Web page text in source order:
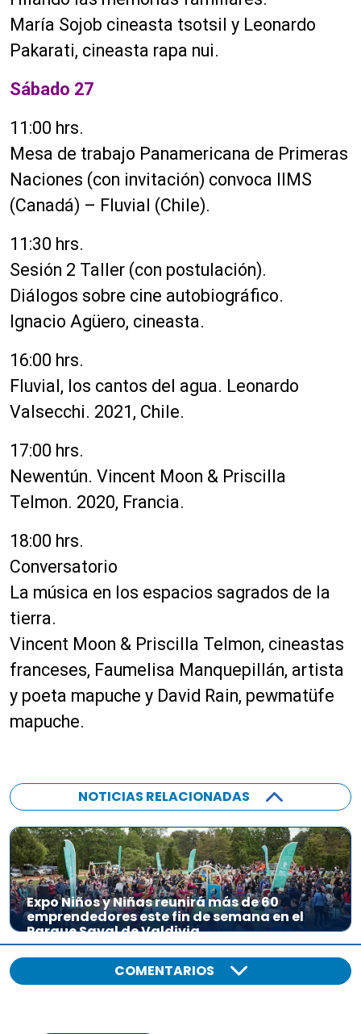
María Sojob cineasta tsotsil y Leonardo
Pakarati, cineasta rapa nui.
Sábado 27
11:00 hrs.
Mesa de trabajo Panamericana de Primeras
Naciones (con invitación) convoca IIMS
(Canadá) – Fluvial (Chile).
11:30 hrs.
Sesión 2 Taller (con postulación).
Diálogos sobre cine autobiográfico.
Ignacio Agüero, cineasta.
16:00 hrs.
Fluvial, los cantos del agua. Leonardo
Valsecchi. 2021, Chile.
17:00 hrs.
Newentún. Vincent Moon & Priscilla
Telmon. 2020, Francia.
18:00 hrs.
Conversatorio
La música en los espacios sagrados de la
tierra.
Vincent Moon & Priscilla Telmon, cineastas
franceses, Faumelisa Manquepillán, artista
y poeta mapuche y David Rain, pewmatüfe
mapuche.
NOTICIAS RELACIONADAS
Expo Niños y Niñas reunirá más de 60
emprendedores este fin de semana en el
Parque Saval de Valdivia
COMENTARIOS